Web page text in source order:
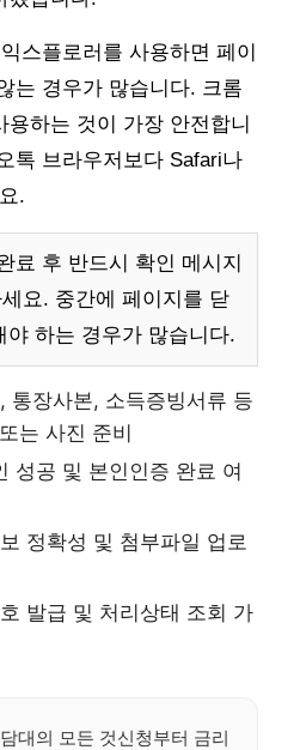
스플로러를 사용하면 페이
는 경우가 많습니다. 크롬
하는 것이 가장 안전합니
톡 브라우저보다 Safari나
.
료 후 반드시 확인 메시지
요. 중간에 페이지를 닫
야 하는 경우가 많습니다.
통장사본, 소득증빙서류 등
는 사진 준비
성공 및 본인인증 완료 여
정확성 및 첨부파일 업로
발급 및 처리상태 조회 가
대의 모든 것신청부터 금리